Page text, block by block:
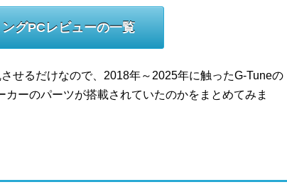
グPCレビューの一覧
せるだけなので、2018年～2025年に触ったG-Tuneの
ーのパーツが搭載されていたのかをまとめてみま